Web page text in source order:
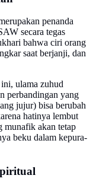
penanda
secara tegas
bahwa ciri orang
saat berjanji, dan
ulama zuhud
perbandingan yang
jujur) bisa berubah
hatinya lembut
munafik akan tetap
beku dalam kepura-